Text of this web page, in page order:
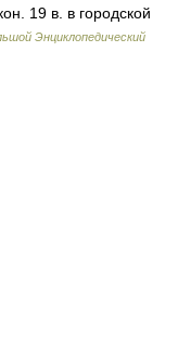
19 в. в городской
Энциклопедический